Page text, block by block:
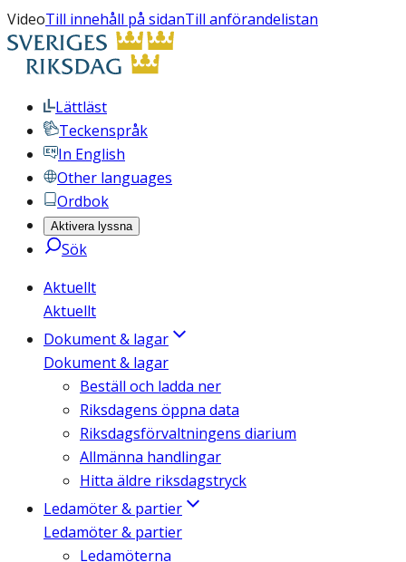
VideoTill innehåll på sidanTill anförandelistan
Lättläst
Teckenspråk
In English
Other languages
Ordbok
Aktivera lyssna
Sök
Aktuellt
Aktuellt
Dokument & lagar
Dokument & lagar
Beställ och ladda ner
Riksdagens öppna data
Riksdagsförvaltningens diarium
Allmänna handlingar
Hitta äldre riksdagstryck
Ledamöter & partier
Ledamöter & partier
Ledamöterna